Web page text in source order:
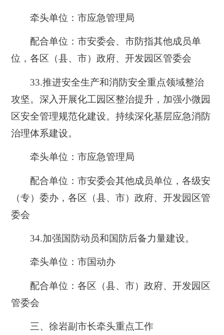
牵头单位：市应急管理局
配合单位：市安委会、市防指其他成员单
位，各区（县、市）政府、开发园区管委会
33.推进安全生产和消防安全重点领域整治
攻坚。深入开展化工园区整治提升，加强小微园
区安全管理规范化建设。持续深化基层应急消防
治理体系建设。
牵头单位：市应急管理局
配合单位：市安委会其他成员单位，各级安
（专）委办，各区（县、市）政府、开发园区管
委会
34.加强国防动员和国防后备力量建设。
牵头单位：市国动办
配合单位：各区（县、市）政府、开发园区
管委会
三、徐岩副市长牵头重点工作